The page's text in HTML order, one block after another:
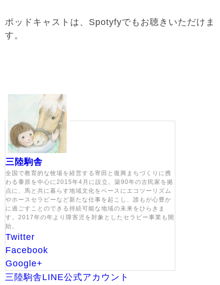
ポッドキャストは、Spotyfyでもお聴きいただけま
す。
三陸駒舎
全国で教育的な牧場を経営する寄田と復興まちづくりに携
わる黍原を中心に2015年4月に設立。築90年の古民家を拠
点に、馬と共に暮らす地域文化をベースにエコツーリズム
やホースセラピーなど新たな仕事を起こし、誰もが心豊か
に過ごすことのできる持続可能な地域の未来をひらきま
す。2017年の年より障害児を対象としたセラピー事業も開
始。
Twitter
Facebook
Google+
三陸駒舎LINE公式アカウント